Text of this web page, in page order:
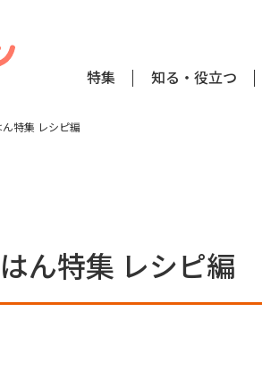
特集 知る・役立つ
特集 レシピ編
ん特集 レシピ編